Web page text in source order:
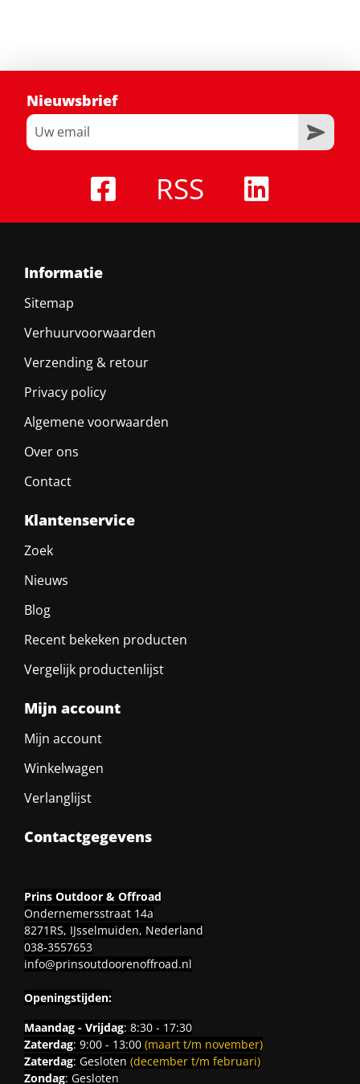
Nieuwsbrief
RSS
Informatie
Sitemap
Verhuurvoorwaarden
Verzending & retour
Privacy policy
Algemene voorwaarden
Over ons
Contact
Klantenservice
Zoek
Nieuws
Blog
Recent bekeken producten
Vergelijk productenlijst
Mijn account
Mijn account
Winkelwagen
Verlanglijst
Contactgegevens
Prins Outdoor & Offroad
Ondernemersstraat 14a
8271RS, IJsselmuiden, Nederland
038-3557653
info@prinsoutdoorenoffroad.nl
Openingstijden:
Maandag - Vrijdag: 8:30 - 17:30
Zaterdag: 9:00 - 13:00 (maart t/m november)
Zaterdag: Gesloten (december t/m februari)
Zondag: Gesloten